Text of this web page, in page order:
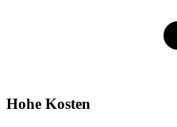
Hohe Kosten